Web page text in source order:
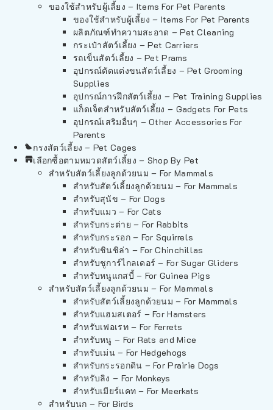
ของใช้สำหรับผู้เลี้ยง – Items For Pet Parents
ของใช้สำหรับผู้เลี้ยง – Items For Pet Parents
ผลิตภัณฑ์ทำความสะอาด – Pet Cleaning
กระเป๋าสัตว์เลี้ยง – Pet Carriers
รถเข็นสัตว์เลี้ยง – Pet Prams
อุปกรณ์ตัดแต่งขนสัตว์เลี้ยง – Pet Grooming
Supplies
อุปกรณ์การฝึกสัตว์เลี้ยง – Pet Training Supplies
แก็ดเจ็ตสำหรับสัตว์เลี้ยง – Gadgets For Pets
อุปกรณ์เสริมอื่นๆ – Other Accessories For
Parents
กรงสัตว์เลี้ยง – Pet Cages
เลือกซื้อตามหมวดสัตว์เลี้ยง – Shop By Pet
สำหรับสัตว์เลี้ยงลูกด้วยนม – For Mammals
สำหรับสัตว์เลี้ยงลูกด้วยนม – For Mammals
สำหรับสุนัข – For Dogs
สำหรับแมว – For Cats
สำหรับกระต่าย – For Rabbits
สำหรับกระรอก – For Squirrels
สำหรับชินชิล่า – For Chinchillas
สำหรับชูการ์ไกลเดอร์ – For Sugar Gliders
สำหรับหนูแกสบี้ – For Guinea Pigs
สำหรับสัตว์เลี้ยงลูกด้วยนม – For Mammals
สำหรับสัตว์เลี้ยงลูกด้วยนม – For Mammals
สำหรับแฮมสเตอร์ – For Hamsters
สำหรับเฟอเรท – For Ferrets
สำหรับหนู – For Rats and Mice
สำหรับเม่น – For Hedgehogs
สำหรับกระรอกดิน – For Prairie Dogs
สำหรับลิง – For Monkeys
สำหรับเมียร์แคท – For Meerkats
สำหรับนก – For Birds